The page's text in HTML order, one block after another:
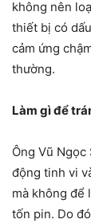
không nên
thiết bị có
cảm ứng
thường.
Làm gì để
Ông Vũ
động tinh vi
mà không để
tốn pin. Do